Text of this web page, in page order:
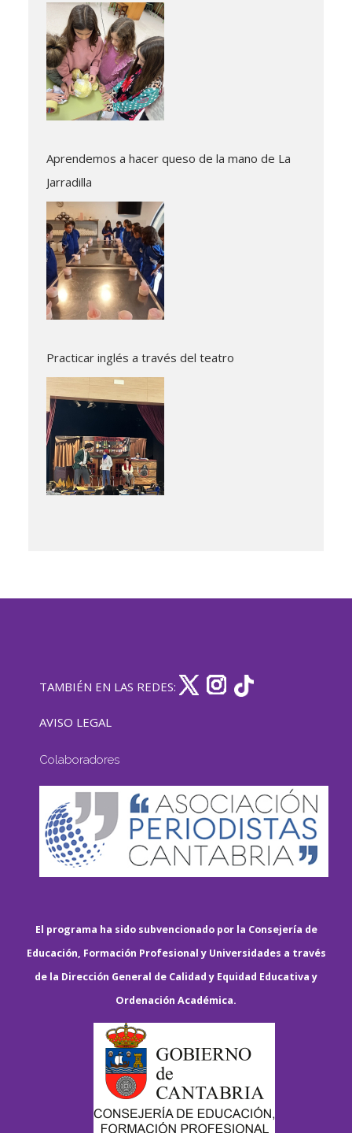
Aprendemos a hacer queso de la mano de La
Jarradilla
Practicar inglés a través del teatro
TAMBIÉN EN LAS REDES:
AVISO LEGAL
Colaboradores
El programa ha sido subvencionado por la Consejería de
Educación, Formación Profesional y Universidades a través
de la Dirección General de Calidad y Equidad Educativa y
Ordenación Académica.